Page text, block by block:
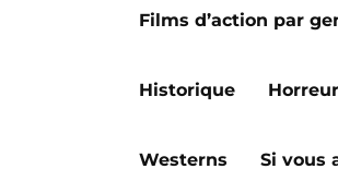
Films d’action par
Historique
Westerns Si vous